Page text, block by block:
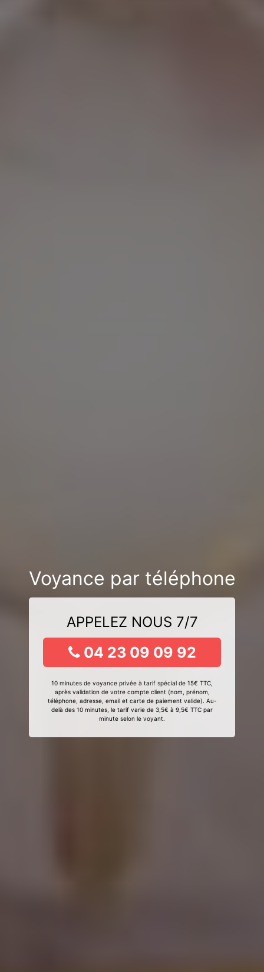
Voyance par téléphone
APPELEZ NOUS 7/7
04 23 09 09 92
10 minutes de voyance privée à tarif spécial de 15€ TTC,
après validation de votre compte client (nom, prénom,
téléphone, adresse, email et carte de paiement valide). Au-
delà des 10 minutes, le tarif varie de 3,5€ à 9,5€ TTC par
minute selon le voyant.